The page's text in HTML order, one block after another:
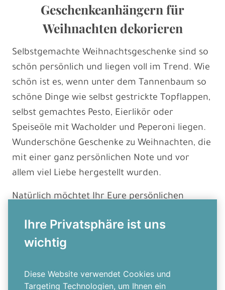
Ihre Privatsphäre ist uns
wichtig
Diese Website verwendet Cookies und
Targeting Technologien, um Ihnen ein
Geschenkeanhängern für
Weihnachten dekorieren
Selbstgemachte Weihnachtsgeschenke sind so
schön persönlich und liegen voll im Trend. Wie
schön ist es, wenn unter dem Tannenbaum so
schöne Dinge wie selbst gestrickte Topflappen,
selbst gemachtes Pesto, Eierlikör oder
Speiseöle mit Wacholder und Peperoni liegen.
Wunderschöne Geschenke zu Weihnachten, die
mit einer ganz persönlichen Note und vor
allem viel Liebe hergestellt wurden.
Natürlich möchtet Ihr Eure persönlichen
verpacken. Das Highlight für die Verpackung
ist ein weihnachtlicher Geschenkanhänger.
gestaltet drauflos. In wenigen Schritten könnt
Ihr unsere festlichen Anhänger für